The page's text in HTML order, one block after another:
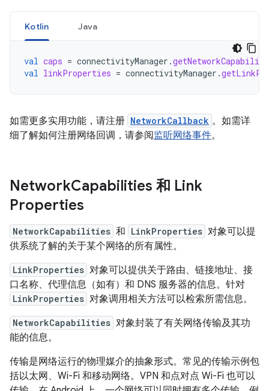
Kotlin Java
val caps = connectivityManager .
val linkProperties = connectivityManager .
如需更多实用功能，请注册 NetworkCallback 。如需详
细了解如何注册网络回调，请参阅监听网络事件。
NetworkCapabilities 和 Link
Properties
NetworkCapabilities 和 LinkProperties 对象可以提
供系统了解的关于某个网络的所有属性。
LinkProperties 对象可以提供关于路由、链接地址、接
口名称、代理信息（如有）和 DNS 服务器的信息。针对
LinkProperties 对象调用相关方法可以检索所需信息。
NetworkCapabilities 对象封装了有关网络传输及其功
能的信息。
传输是网络运行的物理媒介的抽象形式。常见的传输示例包
括以太网、Wi-Fi 和移动网络。VPN 和点对点 Wi-Fi 也可以